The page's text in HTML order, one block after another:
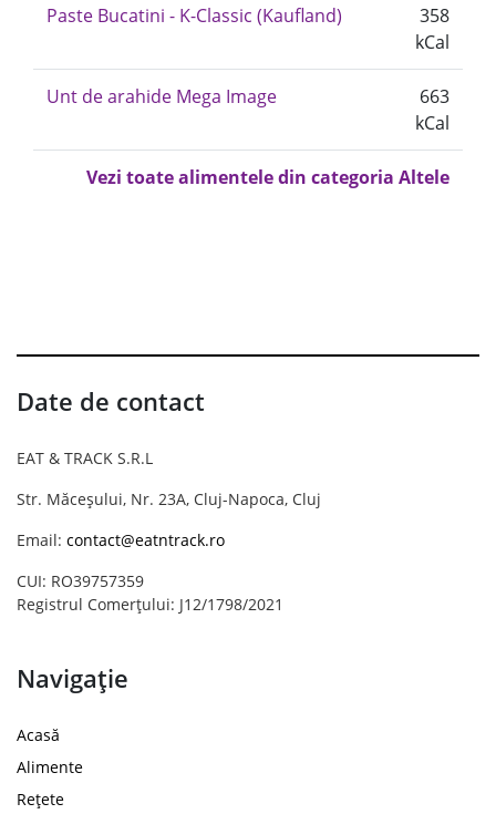
Paste Bucatini - K-Classic (Kaufland)
358
kCal
Unt de arahide Mega Image
663
kCal
Vezi toate alimentele din categoria Altele
Date de contact
EAT & TRACK S.R.L
Str. Măceșului, Nr. 23A, Cluj-Napoca, Cluj
Email: contact@eatntrack.ro
CUI: RO39757359
Registrul Comerțului: J12/1798/2021
Navigație
Acasă
Alimente
Rețete